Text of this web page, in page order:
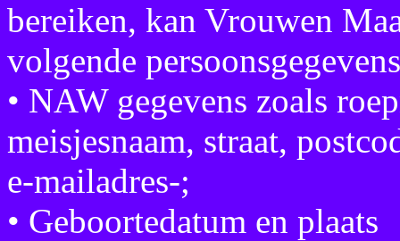
bereiken, kan Vrouwen
volgende
• NAW gegevens zoals
meisjesnaam, straat,
e-mailadres-;
• Geboortedatum en plaats